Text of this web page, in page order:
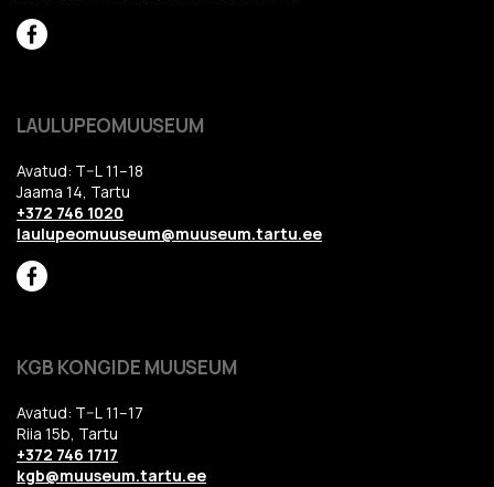
LAULUPEOMUUSEUM
Avatud: T–L 11–18
Jaama 14, Tartu
+372 746 1020
laulupeomuuseum@muuseum.tartu.ee
KGB KONGIDE MUUSEUM
Avatud: T–L 11–17
Riia 15b, Tartu
+372 746 1717
kgb@muuseum.tartu.ee